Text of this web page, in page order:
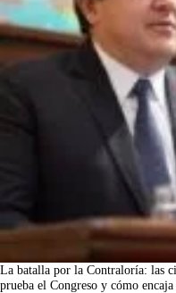
La batalla por la Contraloría: las
prueba el Congreso y cómo